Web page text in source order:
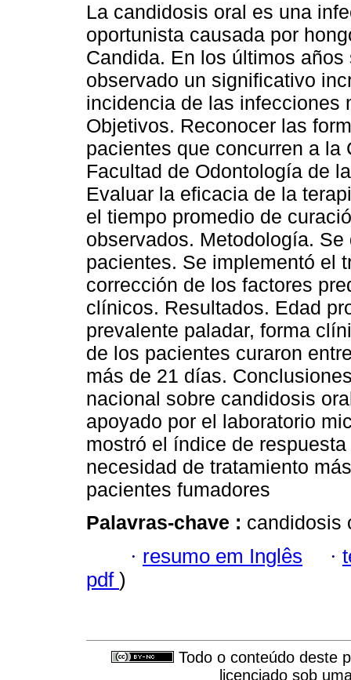
La candidosis oral es una
oportunista causada por
Candida. En los últimos años
observado un significativo
incidencia de las infecciones
Objetivos. Reconocer las
pacientes que concurren a
Facultad de Odontología de
Evaluar la eficacia de la
el tiempo promedio de
observados. Metodología.
pacientes. Se implementó el
corrección de los factores
clínicos. Resultados. Edad
prevalente paladar, forma
de los pacientes curaron
más de 21 días.
nacional sobre candidosis
apoyado por el laboratorio
mostró el índice de
necesidad de tratamiento
pacientes fumadores
Palavras-chave : candidosis
· resumo em Inglês ·
pdf )
Todo o conteúdo deste
licenciado sob